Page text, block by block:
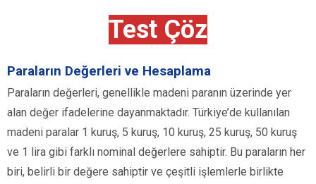
Test Çöz
Paraların Değerleri ve Hesaplama
Paraların değerleri, genellikle madeni paranın üzerinde yer
alan değer ifadelerine dayanmaktadır. Türkiye’de kullanılan
madeni paralar 1 kuruş, 5 kuruş, 10 kuruş, 25 kuruş, 50 kuruş
ve 1 lira gibi farklı nominal değerlere sahiptir. Bu paraların her
biri, belirli bir değere sahiptir ve çeşitli işlemlerle birlikte